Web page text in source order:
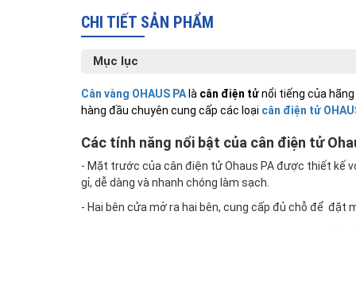
CHI TIẾT SẢN PHẨM
Mục lục
Cân vàng OHAUS PAlà cân điện tửnổi tiếng của hãng
hàng đầu chuyên cung cấp các loại cân điện tử
Các tính năng nổi bật của cân điện tử
- Mặt trước của cân điện tử Ohaus PA được thiết kế
gỉ, dễ dàng và nhanh chóng làm sạch.
- Hai bên cửa mở ra hai bên, cung cấp đủ chỗ để đặt